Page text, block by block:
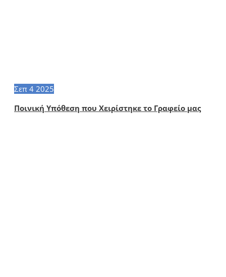
Σεπ 4 2025
Ποινική Υπόθεση που Χειρίστηκε το Γραφείο μας